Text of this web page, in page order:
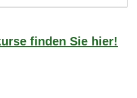
finden Sie hier!